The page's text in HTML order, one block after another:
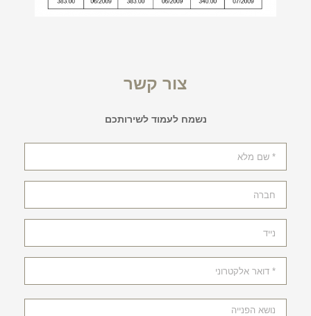
צור קשר
נשמח לעמוד לשירותכם